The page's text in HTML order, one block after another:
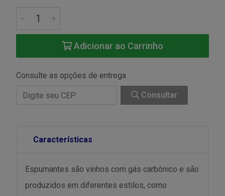
Adicionar ao Carrinho
Consulte as opções de entrega
Consultar
Características
Espumantes são vinhos com gás carbônico e são
produzidos em diferentes estilos, como